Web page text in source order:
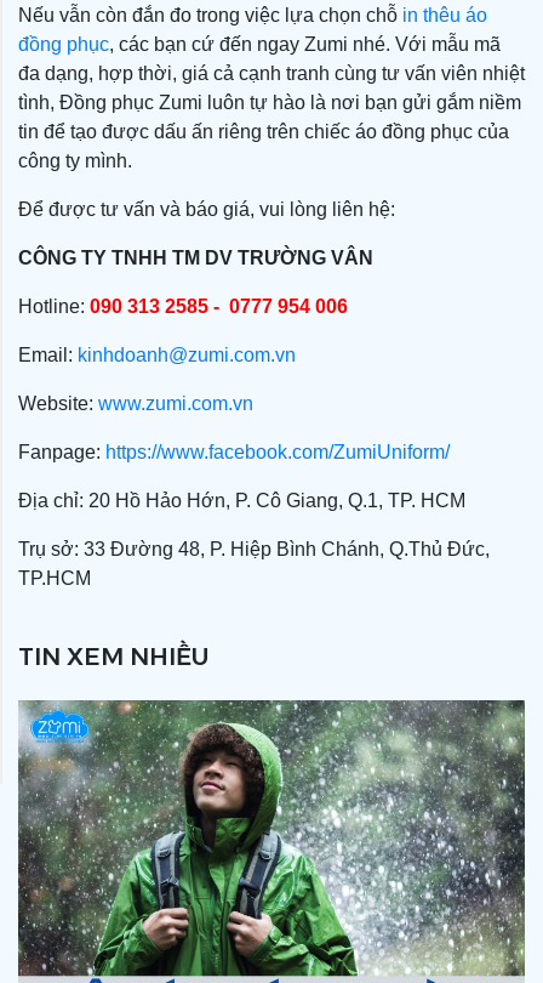
TIN XEM NHIỀU
Nếu vẫn còn đắn đo trong việc lựa chọn chỗ in thêu áo
đồng phục, các bạn cứ đến ngay Zumi nhé. Với mẫu mã
đa dạng, hợp thời, giá cả cạnh tranh cùng tư vấn viên nhiệt
tình, Đồng phục Zumi luôn tự hào là nơi bạn gửi gắm niềm
tin để tạo được dấu ấn riêng trên chiếc áo đồng phục của
công ty mình.
Để được tư vấn và báo giá, vui lòng liên hệ:
CÔNG TY TNHH TM DV TRƯỜNG VÂN
Hotline: 090 313 2585 - 0777 954 006
Email: kinhdoanh@zumi.com.vn
Website: www.zumi.com.vn
Fanpage: https://www.facebook.com/ZumiUniform/
Địa chỉ: 20 Hồ Hảo Hớn, P. Cô Giang, Q.1, TP. HCM
Trụ sở: 33 Đường 48, P. Hiệp Bình Chánh, Q.Thủ Đức,
TP.HCM